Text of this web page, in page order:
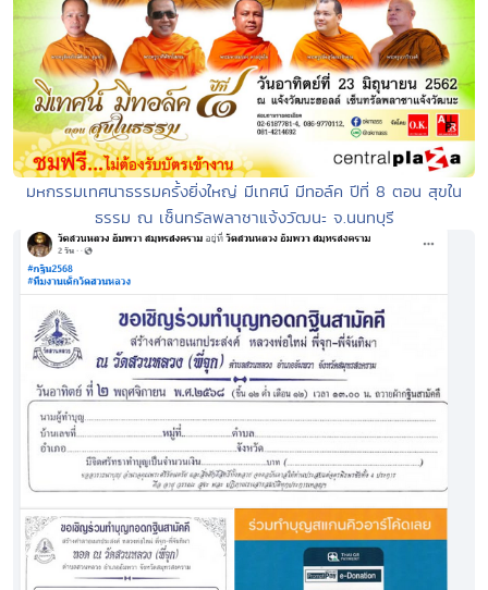
มหกรรมเทศนาธรรมครั้งยิ่งใหญ่ มีเทศน์ มีทอล์ค ปีที่ 8 ตอน สุขใน
ธรรม ณ เซ็นทรัลพลาซาแจ้งวัฒนะ จ.นนทบุรี